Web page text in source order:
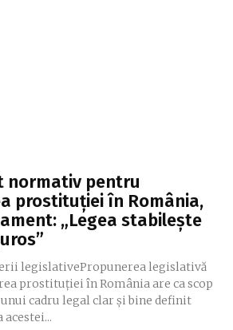
normativ pentru
prostituției în România,
„Legea stabilește
legislativePropunerea legislativă
prostituției în România are ca scop
cadru legal clar și bine definit